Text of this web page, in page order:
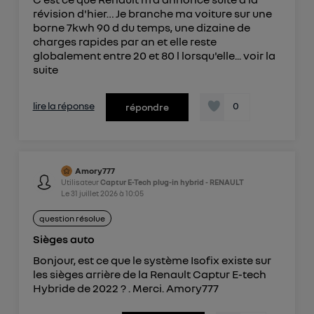
révision d'hier… Je branche ma voiture sur une
borne 7kwh 90 d du temps, une dizaine de
charges rapides par an et elle reste
globalement entre 20 et 80 l lorsqu'elle... voir la
suite
lire la réponse répondre 0
Amory777
UtilisateurCaptur E-Tech plug-in hybrid - RENAULT
Le 31 juillet 2026à 10:05
question résolue
Sièges auto
Bonjour, est ce que le système Isofix existe sur
les sièges arrière de la Renault Captur E-tech
Hybride de 2022 ? . Merci. Amory777